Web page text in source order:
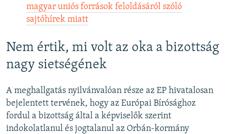
magyar uniós források feloldásáról szóló
sajtóhírek miatt
Nem értik, mi volt az oka a bizottság
nagy sietségének
A meghallgatás nyilvánvalóan része az EP hivatalosan
bejelentett tervének, hogy az Európai Bírósághoz
fordul a bizottság által a képviselők szerint
indokolatlanul és jogtalanul az Orbán-kormány